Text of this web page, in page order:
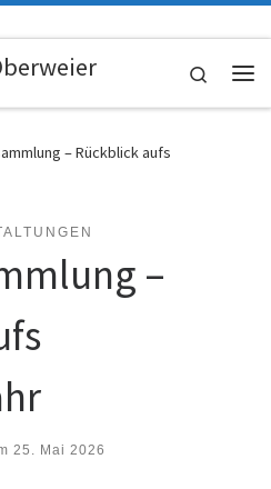
Search
– Rückblick aufs
–
25. Mai 2026